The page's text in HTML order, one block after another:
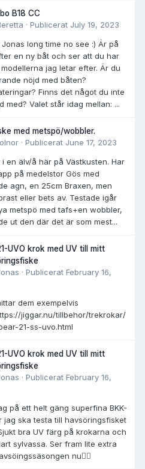
B18 CC
· Publicerat July 19, 2023
long time no see :) Är på
en ny båt och ser att du har
jag letar efter. Är du
nöjd med båten?
Finns det något du inte
med? Valet står idag mellan: ...
med metspö/wobbler.
· Publicerat June 17, 2023
i en älv/å här på Västkusten. Har
på medelstor Gös med
agn, en 25cm Braxen, men
eller bets av. Testade igår
metspö med tafs+en wobbler,
ut den där det är som mest...
UVO krok med UV till mitt
· Publicerat February 16,
dem exempelvis
jiggar.nu/tillbehor/trekrokar/
21-ss-uvo.html
UVO krok med UV till mitt
· Publicerat February 16,
på ett helt gäng superfina BKK-
jag ska testa till havsöringsfisket
bra UV färg på krokarna och
sylvassa. Ser fram lite extra
nu👌🏻